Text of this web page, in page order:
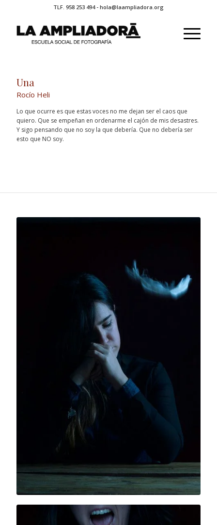
TLF. 958 253 494 - hola@laampliadora.org
Una
Rocío Heli
Lo que ocurre es que estas voces no me dejan ser el caos que
quiero. Que se empeñan en ordenarme el cajón de mis desastres.
Y sigo pensando que no soy la que debería. Que no debería ser
esto que NO soy.